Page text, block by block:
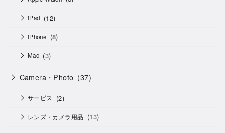
iPad (12)
iPhone (8)
Mac (3)
Camera・Photo (37)
サービス (2)
レンズ・カメラ用品 (13)